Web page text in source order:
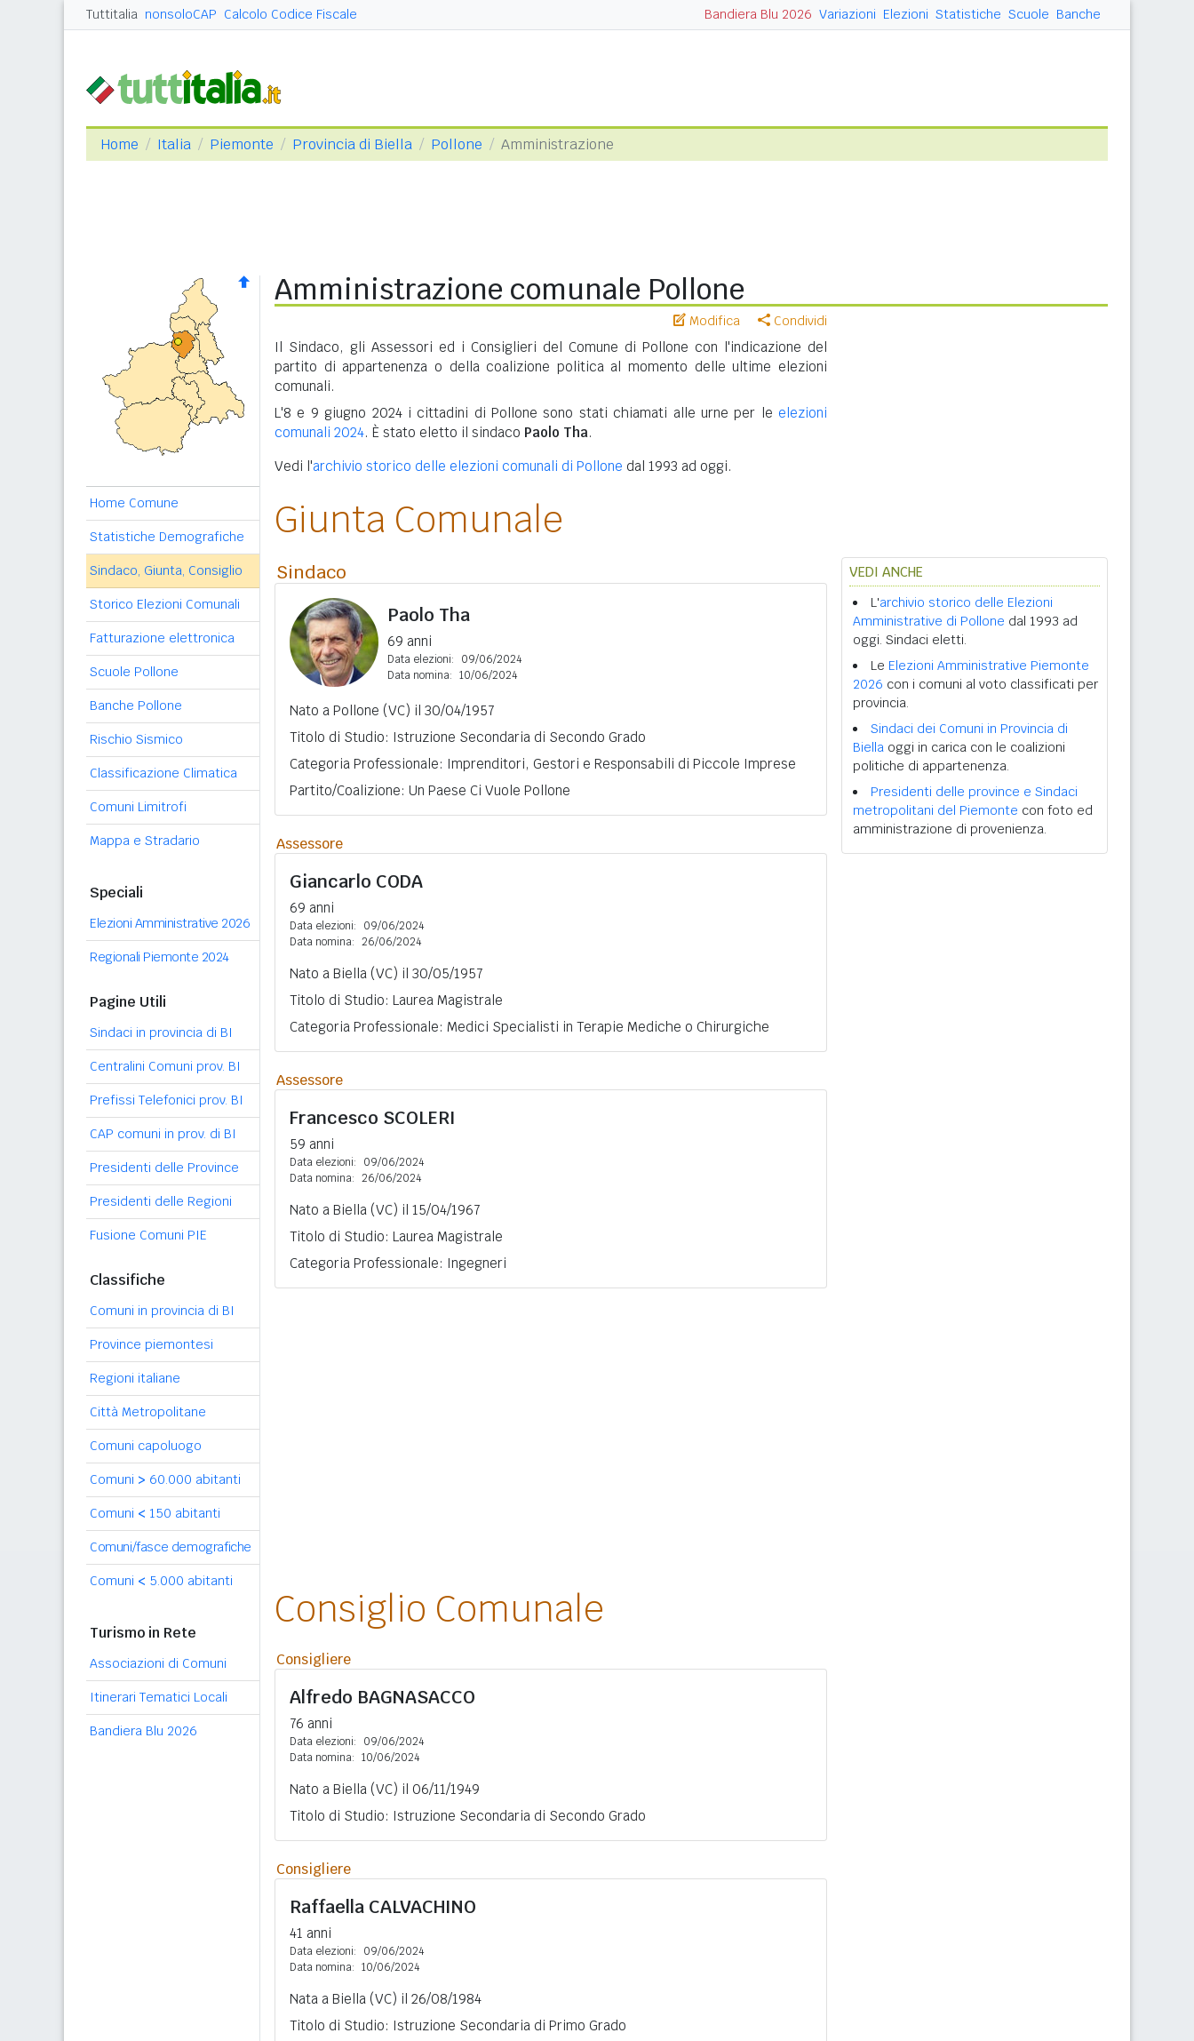
Tuttitalia nonsoloCAP Calcolo Codice Fiscale Bandiera Blu 2026 Variazioni Elezioni Statistiche Scuole Banche
Home Italia Piemonte Provincia di Biella Pollone Amministrazione
Home Comune
Statistiche Demografiche
Sindaco, Giunta, Consiglio
Storico Elezioni Comunali
Fatturazione elettronica
Scuole Pollone
Banche Pollone
Rischio Sismico
Classificazione Climatica
Comuni Limitrofi
Mappa e Stradario
Speciali
Elezioni Amministrative 2026
Regionali Piemonte 2024
Pagine Utili
Sindaci in provincia di BI
Centralini Comuni prov. BI
Prefissi Telefonici prov. BI
CAP comuni in prov. di BI
Presidenti delle Province
Presidenti delle Regioni
Fusione Comuni PIE
Classifiche
Comuni in provincia di BI
Province piemontesi
Regioni italiane
Città Metropolitane
Comuni capoluogo
Comuni > 60.000 abitanti
Comuni < 150 abitanti
Comuni/fasce demografiche
Comuni < 5.000 abitanti
Turismo in Rete
Associazioni di Comuni
Itinerari Tematici Locali
Bandiera Blu 2026
Amministrazione comunale Pollone
Modifica Condividi
Il Sindaco, gli Assessori ed i Consiglieri del Comune di Pollone con l'indicazione del
partito di appartenenza o della coalizione politica al momento delle ultime elezioni
comunali.
L'8 e 9 giugno 2024 i cittadini di Pollone sono stati chiamati alle urne per le elezioni
comunali 2024. È stato eletto il sindaco Paolo Tha.
Vedi l'archivio storico delle elezioni comunali di Pollone dal 1993 ad oggi.
Giunta Comunale
Sindaco
Paolo Tha
69 anni
Data elezioni:
09/06/2024
Data nomina: 10/06/2024
Nato a Pollone (VC) il 30/04/1957
Titolo di Studio: Istruzione Secondaria di Secondo Grado
Categoria Professionale: Imprenditori, Gestori e Responsabili di Piccole Imprese
Partito/Coalizione: Un Paese Ci Vuole Pollone
Assessore
Giancarlo CODA
69 anni
Data elezioni:
09/06/2024
Data nomina: 26/06/2024
Nato a Biella (VC) il 30/05/1957
Titolo di Studio: Laurea Magistrale
Categoria Professionale: Medici Specialisti in Terapie Mediche o Chirurgiche
Assessore
Francesco SCOLERI
59 anni
Data elezioni:
09/06/2024
Data nomina: 26/06/2024
Nato a Biella (VC) il 15/04/1967
Titolo di Studio: Laurea Magistrale
Categoria Professionale: Ingegneri
Consiglio Comunale
Consigliere
Alfredo BAGNASACCO
76 anni
Data elezioni:
09/06/2024
Data nomina: 10/06/2024
Nato a Biella (VC) il 06/11/1949
Titolo di Studio: Istruzione Secondaria di Secondo Grado
Consigliere
Raffaella CALVACHINO
41 anni
Data elezioni:
09/06/2024
Data nomina: 10/06/2024
Nata a Biella (VC) il 26/08/1984
Titolo di Studio: Istruzione Secondaria di Primo Grado
VEDI ANCHE
L'archivio storico delle Elezioni
Amministrative di Pollone dal 1993 ad
oggi. Sindaci eletti.
Le Elezioni Amministrative Piemonte
2026 con i comuni al voto classificati per
provincia.
Sindaci dei Comuni in Provincia di
Biella oggi in carica con le coalizioni
politiche di appartenenza.
Presidenti delle province e Sindaci
metropolitani del Piemonte con foto ed
amministrazione di provenienza.